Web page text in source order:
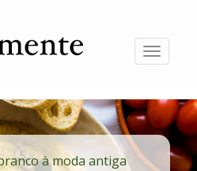
Toggle
à moda antiga